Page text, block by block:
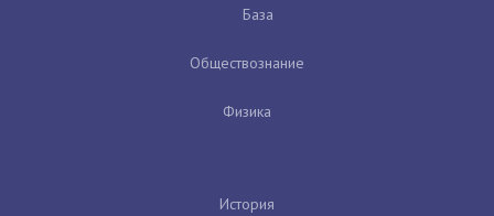
База
Обществознание
Физика
История